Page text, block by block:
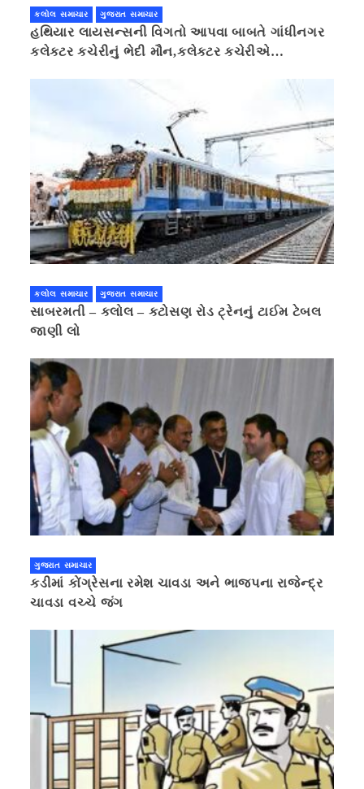
કલોલ સમાચાર ગુજરાત સમાચાર
હથિયાર લાયસન્સની વિગતો આપવા બાબતે ગાંધીનગર
કલેક્ટર કચેરીનું ભેદી મૌન,કલેક્ટર કચેરીએ
કલોલ સમાચાર ગુજરાત સમાચાર
સાબરમતી – કલોલ – કટોસણ રોડ ટ્રેનનું ટાઈમ ટેબલ
જાણી લો
ગુજરાત સમાચાર
કડીમાં કોંગ્રેસના રમેશ ચાવડા અને ભાજપના રાજેન્દ્ર
ચાવડા વચ્ચે જંગ